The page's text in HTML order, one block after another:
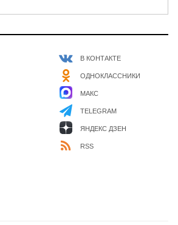
В КОНТАКТЕ
ОДНОКЛАССНИКИ
МАКС
TELEGRAM
ЯНДЕКС ДЗЕН
RSS